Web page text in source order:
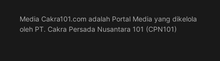
Media Cakra101.com adalah Portal Media yang dikelola
oleh PT. Cakra Persada Nusantara 101 (CPN101)